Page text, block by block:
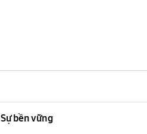
Sự bền vững